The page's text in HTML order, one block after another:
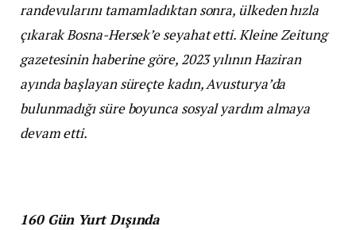
randevularını tamamladıktan sonra, ülkeden hızla
çıkarak Bosna-Hersek’e seyahat etti. Kleine Zeitung
gazetesinin haberine göre, 2023 yılının Haziran
ayında başlayan süreçte kadın, Avusturya’da
bulunmadığı süre boyunca sosyal yardım almaya
devam etti.
160 Gün Yurt Dışında